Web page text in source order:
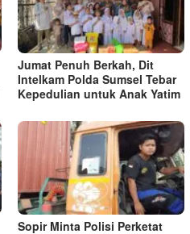
Jumat Penuh Berkah, Dit
Intelkam Polda Sumsel Tebar
Kepedulian untuk Anak Yatim
Sopir Minta Polisi Perketat